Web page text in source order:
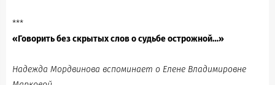
***
«Говорить без скрытых слов о судьбе острожной…»
Надежда Мордвинова вспоминает о Елене Владимировне